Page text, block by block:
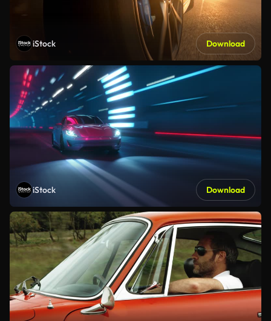
iStock Download
iStock Download